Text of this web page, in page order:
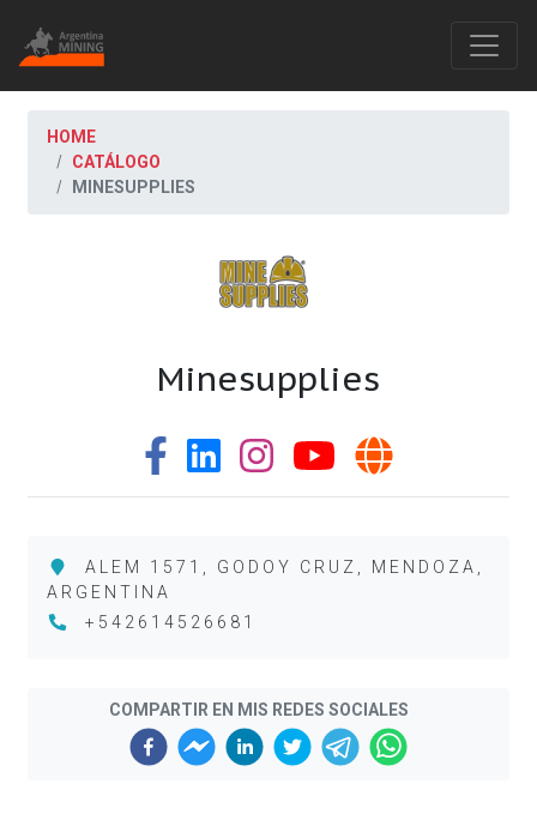
HOME
CATÁLOGO
MINESUPPLIES
Minesupplies
ALEM 1571, GODOY CRUZ, MENDOZA,
ARGENTINA
+542614526681
COMPARTIR EN MIS REDES SOCIALES